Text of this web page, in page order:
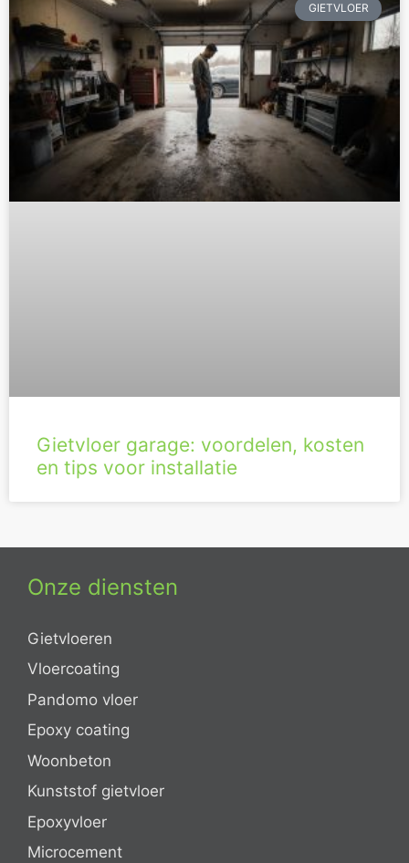
GIETVLOER
Gietvloer garage: voordelen, kosten
en tips voor installatie
Onze diensten
Gietvloeren
Vloercoating
Pandomo vloer
Epoxy coating
Woonbeton
Kunststof gietvloer
Epoxyvloer
Microcement